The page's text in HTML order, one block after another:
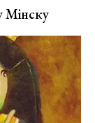
Мінску